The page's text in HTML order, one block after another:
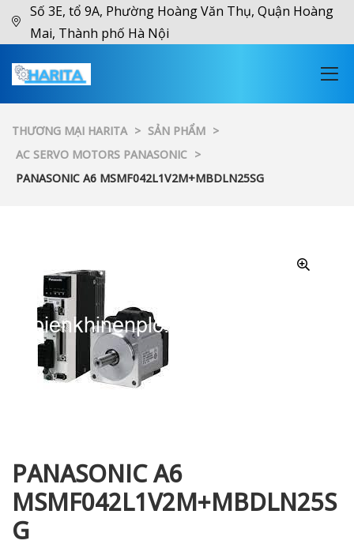
Số 3E, tổ 9A, Phường Hoàng Văn Thụ, Quận Hoàng
Mai, Thành phố Hà Nội
THƯƠNG MẠI HARITA > SẢN PHẨM >
AC SERVO MOTORS PANASONIC >
PANASONIC A6 MSMF042L1V2M+MBDLN25SG
PANASONIC A6
MSMF042L1V2M+MBDLN25S
G